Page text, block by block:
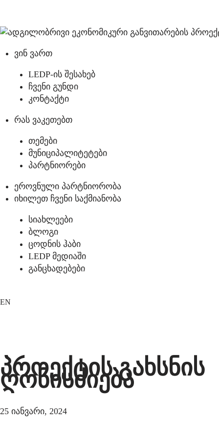
ვინ ვართ
LEDP-ის შესახებ
ჩვენი გუნდი
კონტაქტი
რას ვაკეთებთ
თემები
მუნიციპალიტეტები
პარტნიორები
ეროვნული პარტნიორობა
იხილეთ ჩვენი საქმიანობა
სიახლეები
ბლოგი
ცოდნის ჰაბი
LEDP მედიაში
განცხადებები
EN
პროექტის გახსნის
ღონისძიება
25 იანვარი, 2024